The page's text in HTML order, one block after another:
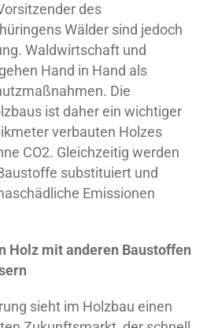
des
Wälder sind jedoch
Waldwirtschaft und
Hand in Hand als
Die
ist daher ein wichtiger
verbauten Holzes
CO2. Gleichzeitig werden
substituiert und
Emissionen
Holz mit anderen Baustoffen
sieht im Holzbau einen